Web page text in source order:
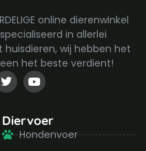
online dierenwinkel
in allerlei
wij hebben het
het beste verdient!
T
w
i
t
e
r
Y
o
u
u
b
e
Diervoer
Hondenvoer